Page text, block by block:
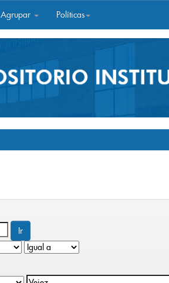
Agrupar Políticas